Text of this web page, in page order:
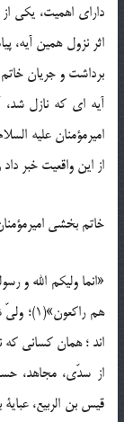
دارای اهمیت، یکی از
اثر نزول همین آیه،
برداشت و جریان
آیه ای که نازل شد،
امیرمؤمنان علیه
از این واقعیت خبر
خاتم بخشی
«انما ولیکم الله و
هم
اند ؛ همان کسانی که
از سدّی، مجاهد،
قیس بن الربیع،